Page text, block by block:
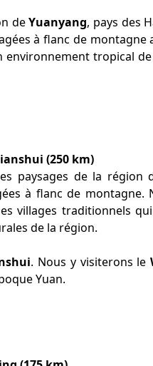
deYuanyang, pays des
à flanc de montagne
environnement tropical
(250 km)
paysages de la région
à flanc de montagne.
villages traditionnels
de la région.
. Nous y visiterons le
Yuan.